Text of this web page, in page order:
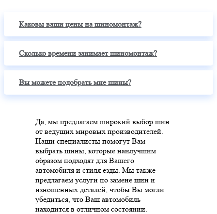
Каковы ваши цены на шиномонтаж?
Сколько времени занимает шиномонтаж?
Вы можете подобрать мне шины?
Да, мы предлагаем широкий выбор шин
от ведущих мировых производителей.
Наши специалисты помогут Вам
выбрать шины, которые наилучшим
образом подходят для Вашего
автомобиля и стиля езды. Мы также
предлагаем услуги по замене шин и
изношенных деталей, чтобы Вы могли
убедиться, что Ваш автомобиль
находится в отличном состоянии.